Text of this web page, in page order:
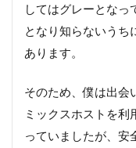
してはグレーとなっ
となり知らないうち
あります。
そのため、僕は出会
ミックスホストを利
っていましたが、安